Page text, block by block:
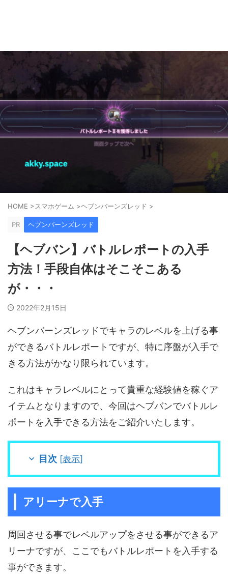
HOME >スマホゲーム >ヘブンバーンズレッド >
PR ヘブンバーンズレッド
【ヘブバン】バトルレポートの入手
方法！手段自体はそこそこある
が・・・
2022年2月15日
ヘブンバーンズレッドでキャラのレベルを上げる事
ができるバトルレポートですが、特に序盤が入手で
きる方法がかなり限られています。
これはキャラレベルにとって貴重な経験値を稼ぐア
イテムとなりますので、今回はヘブバンでバトルレ
ポートを入手できる方法をご紹介いたします。
目次 [表示]
アリーナで入手
周回させる事でレベルアップをさせる事ができるア
リーナですが、ここでもバトルレポートを入手する
事ができます。